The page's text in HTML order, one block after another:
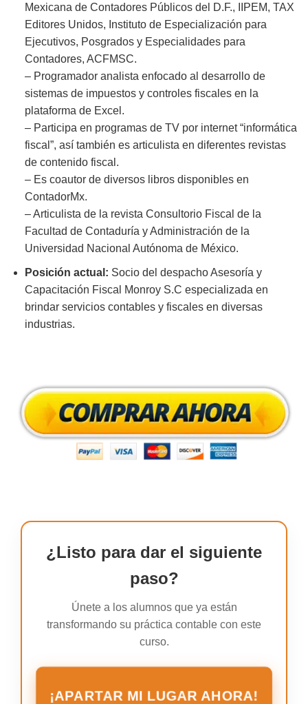
Mexicana de Contadores Públicos del D.F., IIPEM, TAX
Editores Unidos, Instituto de Especialización para
Ejecutivos, Posgrados y Especialidades para
Contadores, ACFMSC.
– Programador analista enfocado al desarrollo de
sistemas de impuestos y controles fiscales en la
plataforma de Excel.
– Participa en programas de TV por internet “informática
fiscal”, así también es articulista en diferentes revistas
de contenido fiscal.
– Es coautor de diversos libros disponibles en
ContadorMx.
– Articulista de la revista Consultorio Fiscal de la
Facultad de Contaduría y Administración de la
Universidad Nacional Autónoma de México.
Posición actual: Socio del despacho Asesoría y
Capacitación Fiscal Monroy S.C especializada en
brindar servicios contables y fiscales en diversas
industrias.
¿Listo para dar el siguiente
paso?
Únete a los alumnos que ya están
transformando su práctica contable con este
curso.
¡APARTAR MI LUGAR AHORA!